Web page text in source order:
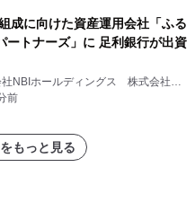
成に向けた資産運用会社「ふる
ートナーズ」に 足利銀行が出資
社NBIホールディングス 株式会社
前
もっと見る